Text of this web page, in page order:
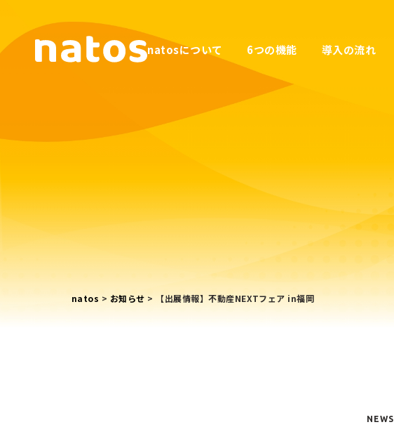
natosについて 6つの機能 導入の流れ
natos > お知らせ > 【出展情報】不動産NEXTフェア in福岡
NEWS